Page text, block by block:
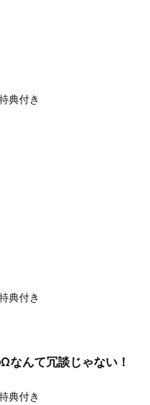
典付き
典付き
なんて冗談じゃない！
典付き